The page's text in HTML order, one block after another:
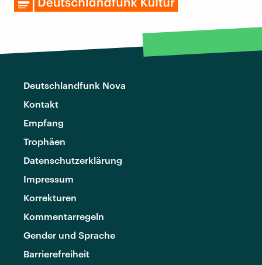
Deutschlandfunk Nova
Kontakt
Empfang
Trophäen
Datenschutzerklärung
Impressum
Korrekturen
Kommentarregeln
Gender und Sprache
Barrierefreiheit